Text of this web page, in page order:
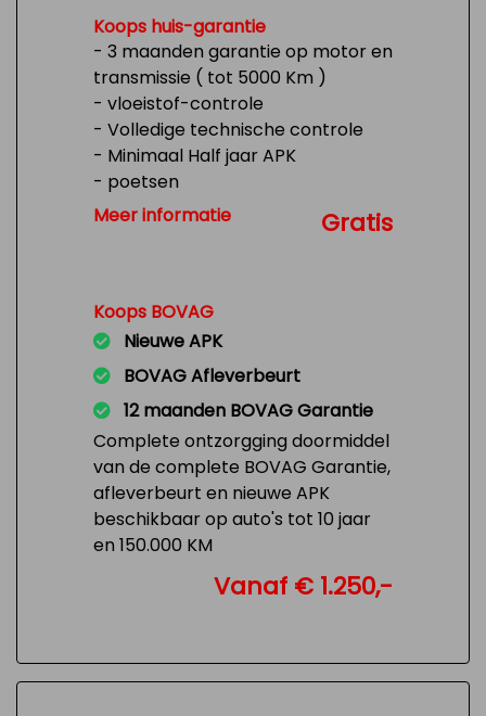
Koops huis-garantie
- 3 maanden garantie op motor en
transmissie ( tot 5000 Km )
- vloeistof-controle
- Volledige technische controle
- Minimaal Half jaar APK
- poetsen
- Tank 1/4 vol
Meer informatie Gratis
Koops BOVAG
Nieuwe APK
BOVAG Afleverbeurt
12 maanden BOVAG Garantie
Complete ontzorgging doormiddel
van de complete BOVAG Garantie,
afleverbeurt en nieuwe APK
beschikbaar op auto's tot 10 jaar
en 150.000 KM
Vanaf € 1.250,-